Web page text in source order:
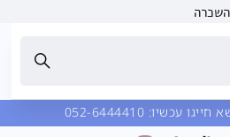
חייגו עכשיו: